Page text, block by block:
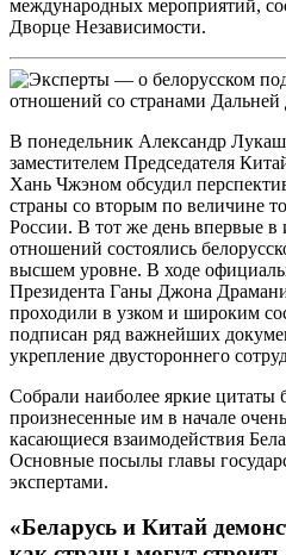
международных мероприятий,
Дворце Независимости.
В понедельник Александр
заместителем Председателя
Хань Чжэном обсудил
страны со вторым по величине
России. В тот же день впервые в
отношений состоялись
высшем уровне. В ходе
Президента Ганы Джона
проходили в узком и широким
подписан ряд важнейших
укрепление двустороннего
Собрали наиболее яркие цитаты
произнесенные им в начале
касающиеся взаимодействия
Основные посылы главы
экспертами.
«Беларусь и Китай